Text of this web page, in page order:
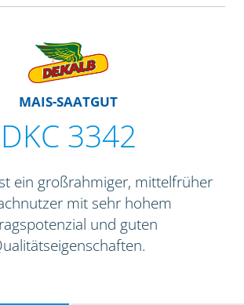
MAIS-SAATGUT
DKC 3342
ein großrahmiger, mittelfrüher
mit sehr hohem
und guten